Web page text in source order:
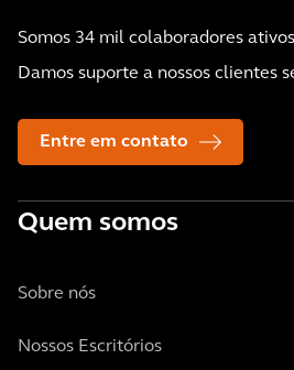
Somos 34 mil colaboradores
Damos suporte a nossos clientes
Entre em contato
Quem somos
Sobre nós
Nossos Escritórios